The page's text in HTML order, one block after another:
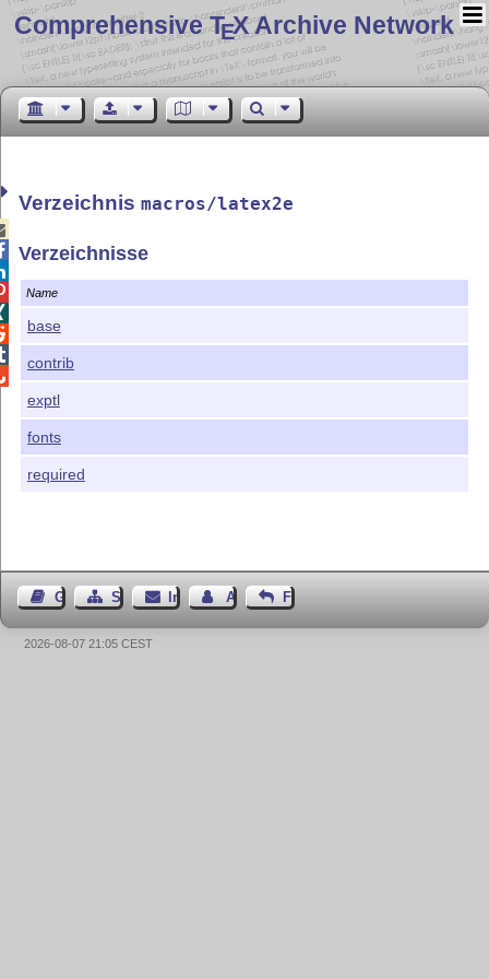
Comprehensive TEX Archive Network
Verzeichnismacros/latex2e
Verzeichnisse
Name
base
contrib
exptl
fonts
required
GästebuchSeiten-Struktur
ImpressumAutor kontaktieren
Feedback
2026-08-07 21:05 CEST